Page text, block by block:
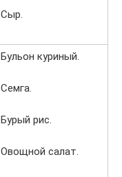
Сыр.
Бульон куриный.
Семга.
Бурый рис.
Овощной салат.